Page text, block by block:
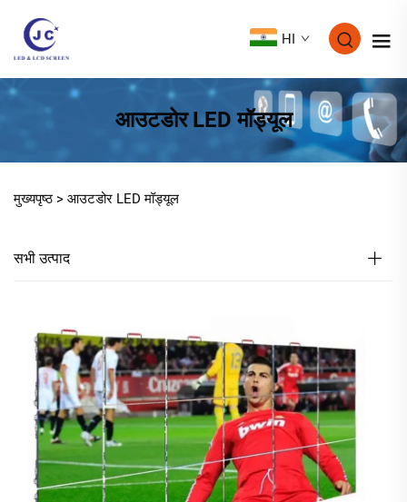
HI
आउटडोर LED मॉड्यूल
मुख्यपृष्ठ > आउटडोर LED मॉड्यूल
सभी उत्पाद